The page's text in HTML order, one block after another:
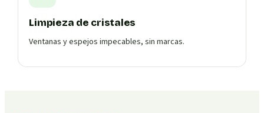
Limpieza de cristales
Ventanas y espejos impecables, sin marcas.